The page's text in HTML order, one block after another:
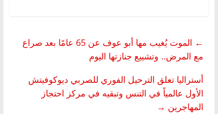
←
الموت يُغيب مها أبو عوف عن 65 عامًا بعد صراع
مع المرض.. وتشييع جنازتها اليوم
أستراليا تعلق الترحيل الفوري للصربي ديوكوفيتش
الأول عالمياً في التنس وتبقيه في مركز احتجاز
المهاجرين →